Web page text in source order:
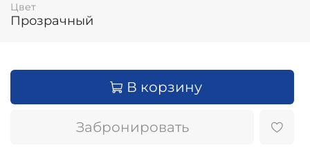
Цвет
Прозрачный
В корзину
Забронировать